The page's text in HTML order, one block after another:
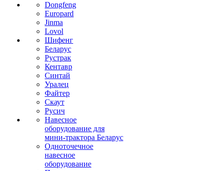
Dongfeng
Europard
Jinma
Lovol
Шифенг
Беларус
Рустрак
Кентавр
Синтай
Уралец
Файтер
Скаут
Русич
Навесное
оборудование для
мини-трактора Беларус
Одноточечное
навесное
оборудование